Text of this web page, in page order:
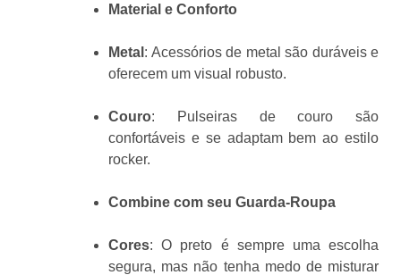
Material e Conforto
Metal : Acessórios de metal são duráveis e
oferecem um visual robusto.
Couro: Pulseiras de couro são
confortáveis e se adaptam bem ao estilo
rocker.
Combine com seu Guarda-Roupa
Cores: O preto é sempre uma escolha
segura, mas não tenha medo de misturar